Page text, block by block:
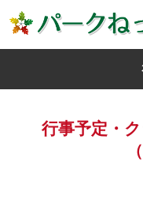
行事予定・